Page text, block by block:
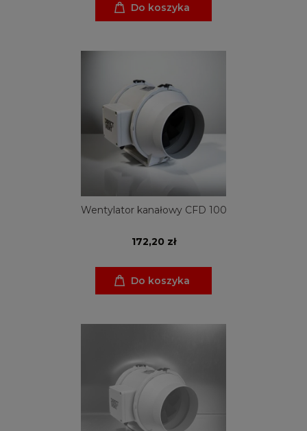
Do koszyka
Wentylator kanałowy CFD 100
172,20 zł
Do koszyka